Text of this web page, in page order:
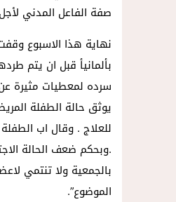
صفة الفاعل المدني
نهاية هذا الاسبوع
بألمانيأ قبل ان يتم
سرده لمعطيات مثيرة
يوثق حالة الطفلة
للعلاج . وقال اب
.وبحكم ضعف الحالة
بالجمعية ولا تنتمي
الموضوع”.